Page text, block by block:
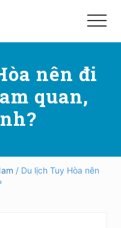
Menu
nên đi
quan,
/ Du lịch Tuy Hòa nên